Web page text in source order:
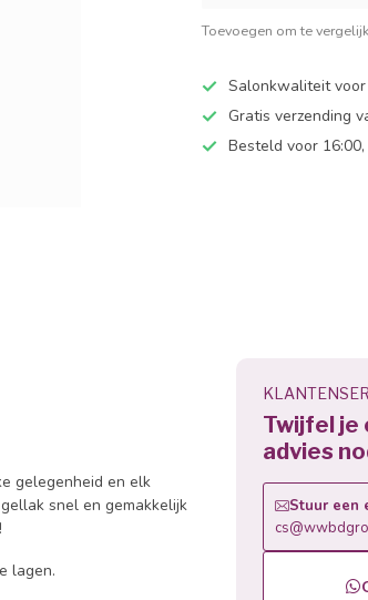
Toevoegen om te
Salonkwaliteit
Gratis verzending
Besteld voor
gelegenheid en elk
snel en gemakkelijk
lagen.
Twijfel je
advies
Stuur een